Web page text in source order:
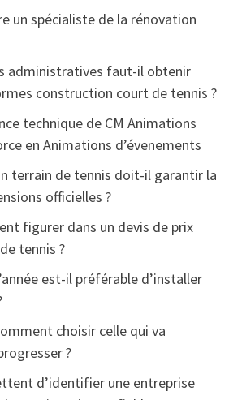
un spécialiste de la rénovation
administratives faut-il obtenir
construction court de tennis ?
technique de CM Animations
en Animations d’évenements
terrain de tennis doit-il garantir la
officielles ?
figurer dans un devis de prix
tennis ?
est-il préférable d’installer
choisir celle qui va
?
d’identifier une entreprise